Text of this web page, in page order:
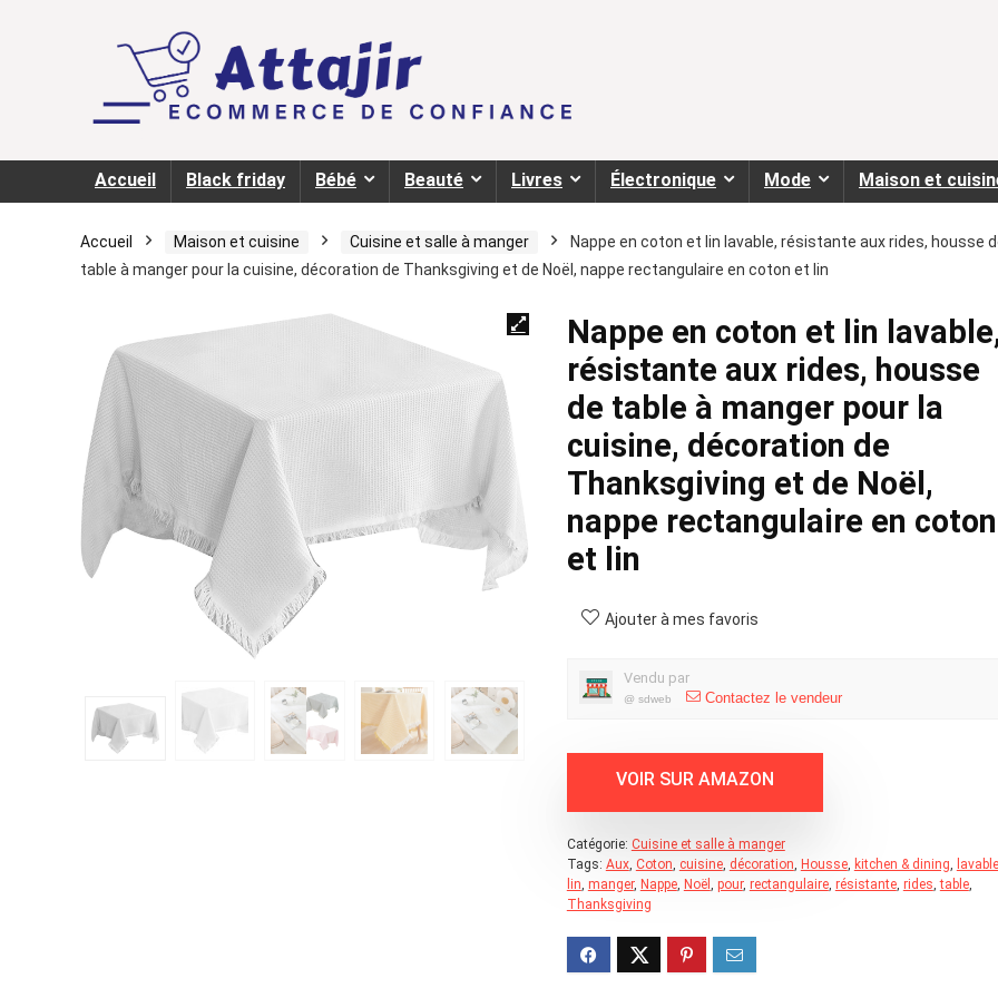
Accueil Black friday Bébé Beauté Livres Électronique Mode Maison et
Accueil Maison et cuisine Cuisine et salle à manger
Nappe en coton et lin lavable, résistante aux rides, housse
table à manger pour la cuisine, décoration de Thanksgiving et de Noël, nappe rectangulaire en coton et lin
Nappe en coton et lin
résistante aux rides, housse
de table à manger pour la
cuisine, décoration de
Thanksgiving et de Noël,
nappe rectangulaire en coton
et lin
Ajouter à mes favoris
Vendu par
@ sdweb Contactez le vendeur
Catégorie: Cuisine et salle à manger
Tags: Aux, Coton, cuisine, décoration, Housse, kitchen & dining, lavable
lin, manger, Nappe, Noël , pour, rectangulaire, résistante, rides,table,
Thanksgiving